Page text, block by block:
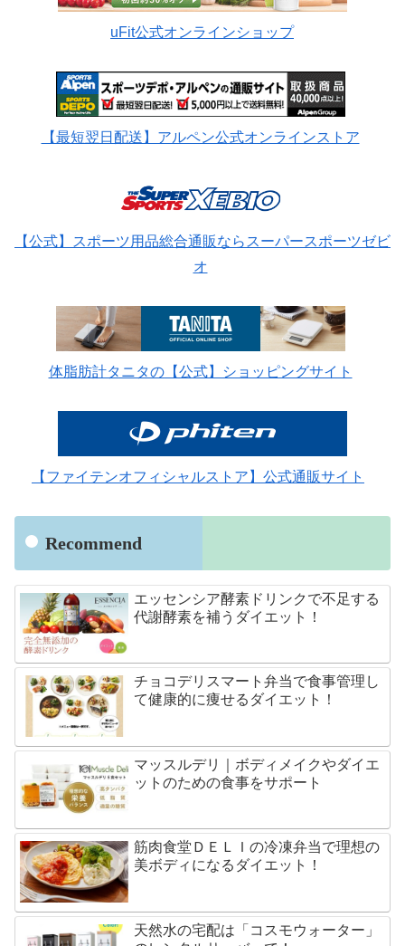
uFit公式オンラインショップ
【最短翌日配送】アルペン公式オンラインストア
【公式】スポーツ用品総合通販ならスーパースポーツゼビ
オ
体脂肪計タニタの【公式】ショッピングサイト
【ファイテンオフィシャルストア】公式通販サイト
Recommend
エッセンシア酵素ドリンクで不足する
代謝酵素を補うダイエット！
チョコデリスマート弁当で食事管理し
て健康的に痩せるダイエット！
マッスルデリ｜ボディメイクやダイエ
ットのための食事をサポート
筋肉食堂ＤＥＬＩの冷凍弁当で理想の
美ボディになるダイエット！
天然水の宅配は「コスモウォーター」